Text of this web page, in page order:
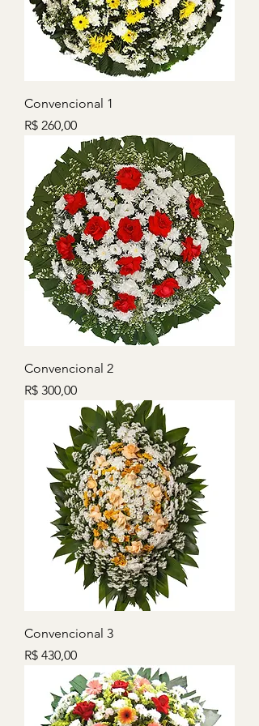
Convencional 1
Preço
R$ 260,00
Convencional 2
Preço
R$ 300,00
Convencional 3
Preço
R$ 430,00